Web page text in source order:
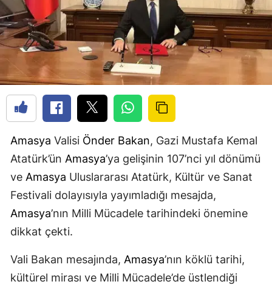
Amasya Valisi Önder Bakan, Gazi Mustafa Kemal
Atatürk’ün Amasya’ya gelişinin 107’nci yıl dönümü
ve Amasya Uluslararası Atatürk, Kültür ve Sanat
Festivali dolayısıyla yayımladığı mesajda,
Amasya’nın Milli Mücadele tarihindeki önemine
dikkat çekti.
Vali Bakan mesajında, Amasya’nın köklü tarihi,
kültürel mirası ve Milli Mücadele’de üstlendiği